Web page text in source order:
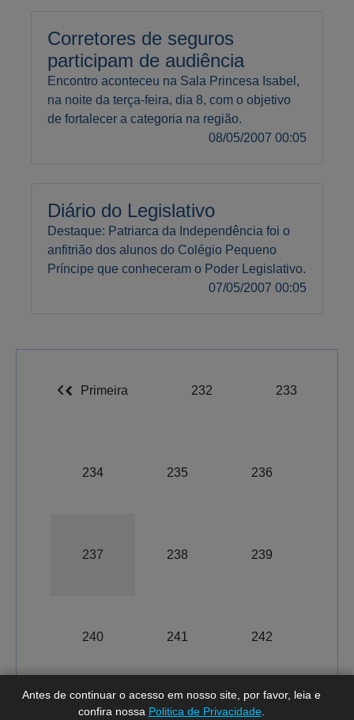
Antes de continuar o acesso em nosso site, por favor, leia e
confira nossa Politica de Privacidade.
Corretores de seguros
participam de audiência
Encontro aconteceu na Sala Princesa Isabel,
na noite da terça-feira, dia 8, com o objetivo
de fortalecer a categoria na região.
08/05/2007 00:05
Diário do Legislativo
Destaque: Patriarca da Independência foi o
anfitrião dos alunos do Colégio Pequeno
Príncipe que conheceram o Poder Legislativo.
07/05/2007 00:05
Primeira 232 233
234 235 236
237 238 239
240 241 242